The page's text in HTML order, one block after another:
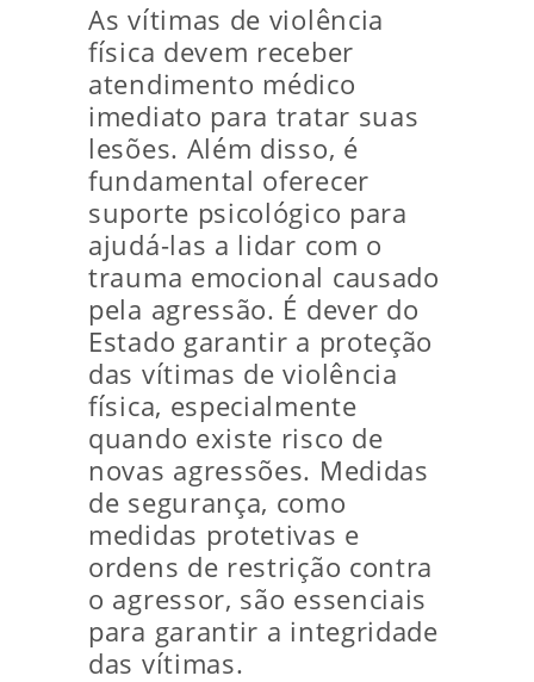
As vítimas de violência
física devem receber
atendimento médico
imediato para tratar suas
lesões. Além disso, é
fundamental oferecer
suporte psicológico para
ajudá-las a lidar com o
trauma emocional causado
pela agressão. É dever do
Estado garantir a proteção
das vítimas de violência
física, especialmente
quando existe risco de
novas agressões. Medidas
de segurança, como
medidas protetivas e
ordens de restrição contra
o agressor, são essenciais
para garantir a integridade
das vítimas.